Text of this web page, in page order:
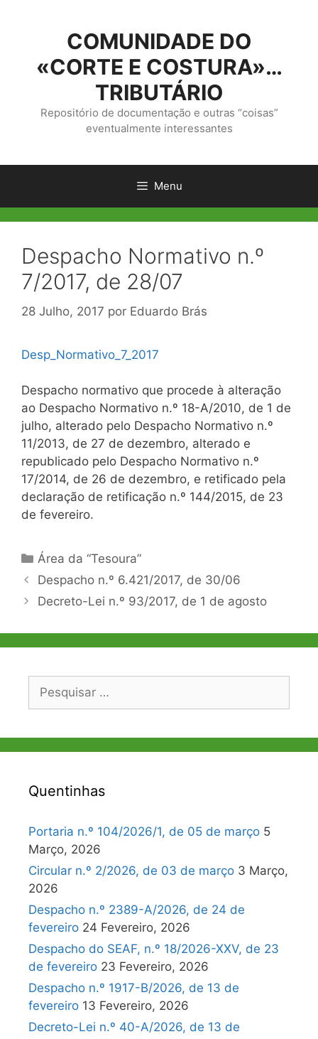
conteúdo
COMUNIDADE DO
«CORTE E COSTURA»…
TRIBUTÁRIO
Repositório de documentação e outras “coisas”
eventualmente interessantes
Menu
Despacho Normativo n.º
7/2017, de 28/07
28 Julho, 2017 por Eduardo Brás
Desp_Normativo_7_2017
Despacho normativo que procede à alteração
ao Despacho Normativo n.º 18-A/2010, de 1 de
julho, alterado pelo Despacho Normativo n.º
11/2013, de 27 de dezembro, alterado e
republicado pelo Despacho Normativo n.º
17/2014, de 26 de dezembro, e retificado pela
declaração de retificação n.º 144/2015, de 23
de fevereiro.
Categorias
Área da “Tesoura”
Navegação
de
Despacho n.º 6.421/2017, de 30/06
Decreto-Lei n.º 93/2017, de 1 de agosto
Pesquisar
Quentinhas
Portaria n.º 104/2026/1, de 05 de março 5
Março, 2026
Circular n.º 2/2026, de 03 de março 3 Março,
2026
Despacho n.º 2389-A/2026, de 24 de
fevereiro 24 Fevereiro, 2026
Despacho do SEAF, n.º 18/2026-XXV, de 23
de fevereiro 23 Fevereiro, 2026
Despacho n.º 1917-B/2026, de 13 de
fevereiro 13 Fevereiro, 2026
Decreto-Lei n.º 40-A/2026, de 13 de